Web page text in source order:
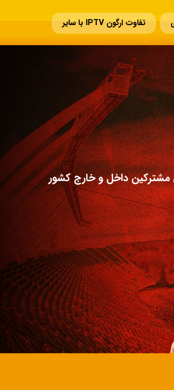
تفاوت ارگون IPTV با سایر
مشترکین داخل و خارج کشور